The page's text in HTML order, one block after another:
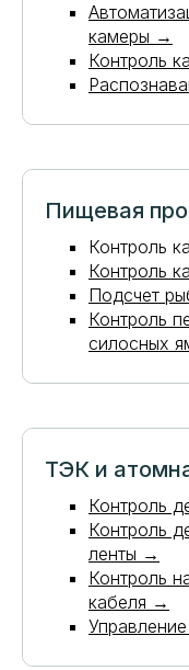
камеры →
Контроль
Пищевая
Контроль
Контроль
Подсчет
Контроль
силосных
ТЭК и
Контроль
Контроль
ленты →
Контроль
кабеля →